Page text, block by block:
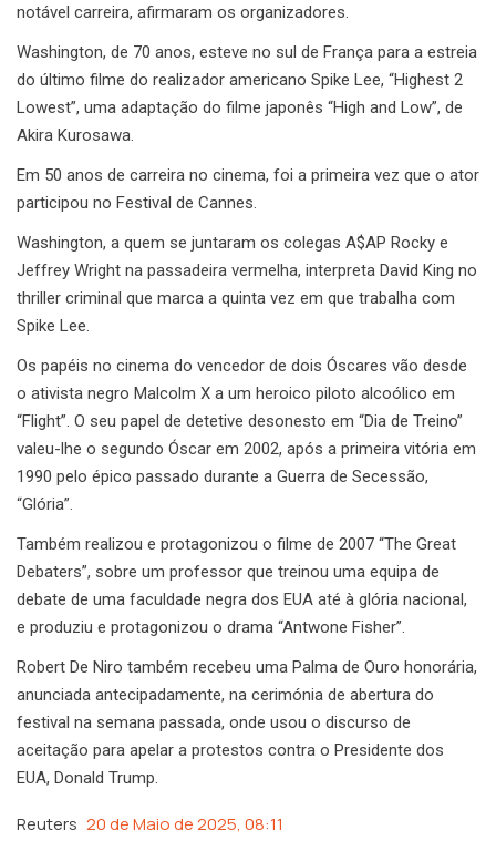
notável carreira, afirmaram os organizadores.
Washington, de 70 anos, esteve no sul de França para a estreia
do último filme do realizador americano Spike Lee, “Highest 2
Lowest”, uma adaptação do filme japonês “High and Low”, de
Akira Kurosawa.
Em 50 anos de carreira no cinema, foi a primeira vez que o ator
participou no Festival de Cannes.
Washington, a quem se juntaram os colegas A$AP Rocky e
Jeffrey Wright na passadeira vermelha, interpreta David King no
thriller criminal que marca a quinta vez em que trabalha com
Spike Lee.
Os papéis no cinema do vencedor de dois Óscares vão desde
o ativista negro Malcolm X a um heroico piloto alcoólico em
“Flight”. O seu papel de detetive desonesto em “Dia de Treino”
valeu-lhe o segundo Óscar em 2002, após a primeira vitória em
1990 pelo épico passado durante a Guerra de Secessão,
“Glória”.
Também realizou e protagonizou o filme de 2007 “The Great
Debaters”, sobre um professor que treinou uma equipa de
debate de uma faculdade negra dos EUA até à glória nacional,
e produziu e protagonizou o drama “Antwone Fisher”.
Robert De Niro também recebeu uma Palma de Ouro honorária,
anunciada antecipadamente, na cerimónia de abertura do
festival na semana passada, onde usou o discurso de
aceitação para apelar a protestos contra o Presidente dos
EUA, Donald Trump.
Reuters 20 de Maio de 2025, 08:11